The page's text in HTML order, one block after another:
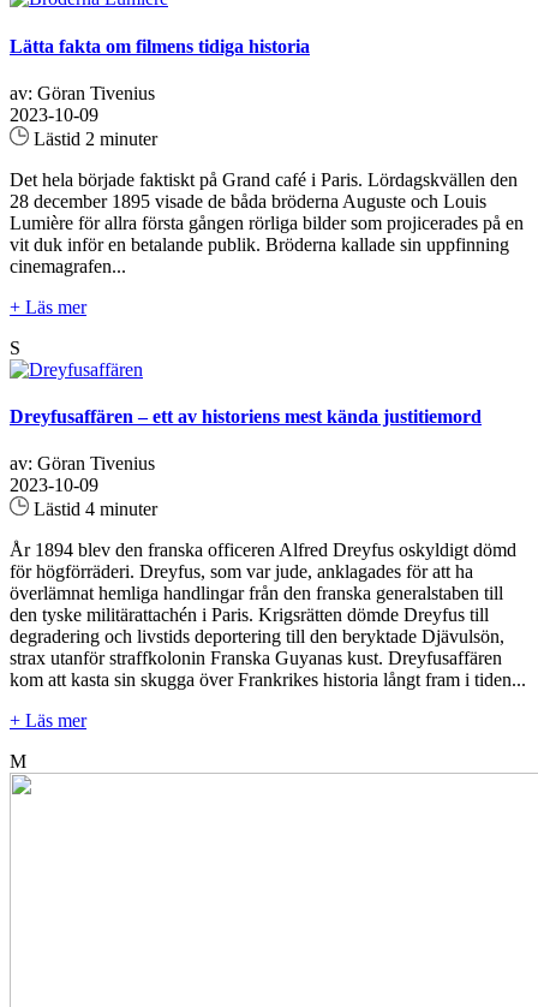
Lätta fakta om filmens tidiga historia
av: Göran Tivenius
2023-10-09
Lästid 2 minuter
Det hela började faktiskt på Grand café i Paris. Lördagskvällen den
28 december 1895 visade de båda bröderna Auguste och Louis
Lumière för allra första gången rörliga bilder som projicerades på en
vit duk inför en betalande publik. Bröderna kallade sin uppfinning
cinemagrafen...
+ Läs mer
S
Dreyfusaffären – ett av historiens mest kända justitiemord
av: Göran Tivenius
2023-10-09
Lästid 4 minuter
År 1894 blev den franska officeren Alfred Dreyfus oskyldigt dömd
för högförräderi. Dreyfus, som var jude, anklagades för att ha
överlämnat hemliga handlingar från den franska generalstaben till
den tyske militärattachén i Paris. Krigsrätten dömde Dreyfus till
degradering och livstids deportering till den beryktade Djävulsön,
strax utanför straffkolonin Franska Guyanas kust. Dreyfusaffären
kom att kasta sin skugga över Frankrikes historia långt fram i tiden...
+ Läs mer
M